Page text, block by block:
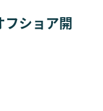
フショア開